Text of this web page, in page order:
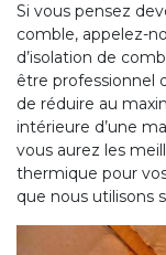
Si vous pensez
comble, appelez-
d’isolation de
être professionnel
de réduire au
intérieure d’une
vous aurez les
thermique pour
que nous utilisons